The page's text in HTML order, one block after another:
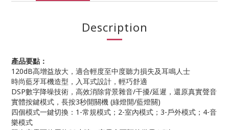
Description
產品要點：
120dB高增益放大，適合輕度至中度聽力損失及耳鳴人士
時尚藍牙耳機造型，入耳式設計，輕巧舒適
DSP數字降噪技術，高效消除背景雜音/干擾/延遲，還原真實聲音
實體按鍵模式，長按3秒開關機 (綠燈開/藍燈關)
四個模式一鍵切換：1-常規模式；2-室內模式；3-戶外模式；4-音
樂模式